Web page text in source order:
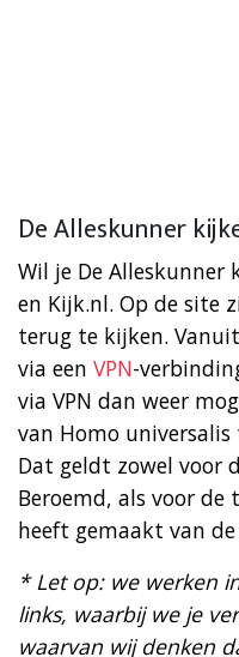
De Alleskunner
Wil je De Alleskunner
en Kijk.nl. Op de site
terug te kijken.
via een VPN-
via VPN dan weer
van Homo universalis
Dat geldt zowel voor
Beroemd, als voor de
heeft gemaakt van
* Let op: we werken
links, waarbij we je
waarvan wij denken